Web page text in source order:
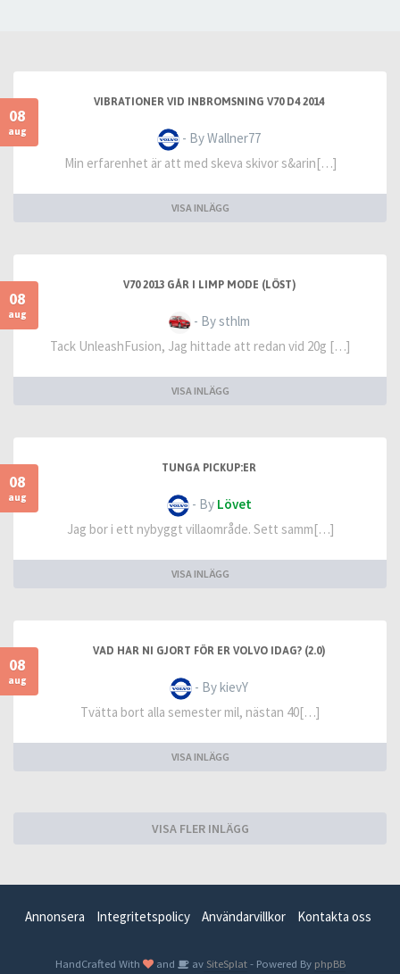
08
aug
VIBRATIONER VID INBROMSNING V70 D4 2014
- By Wallner77
Min erfarenhet är att med skeva skivor s&arin[…]
VISA INLÄGG
08
aug
V70 2013 GÅR I LIMP MODE (LÖST)
- By sthlm
Tack UnleashFusion, Jag hittade att redan vid 20g […]
VISA INLÄGG
08
aug
TUNGA PICKUP:ER
- By Lövet
Jag bor i ett nybyggt villaområde. Sett samm[…]
VISA INLÄGG
08
aug
VAD HAR NI GJORT FÖR ER VOLVO IDAG? (2.0)
- By kievY
Tvätta bort alla semester mil, nästan 40[…]
VISA INLÄGG
VISA FLER INLÄGG
Annonsera Integritetspolicy Användarvillkor Kontakta oss
HandCrafted With and avSiteSplat- Powered By phpBB